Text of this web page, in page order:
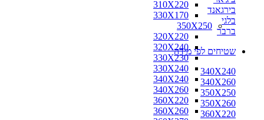
310X220
330X170
350X250
320X220
320X240
330X230
330X240
340X240
340X260
360X220
360X260
בירגאנד
בלגי
ברבר
שטיחים לפי מידה
340X240
340X260
350X250
350X260
360X220